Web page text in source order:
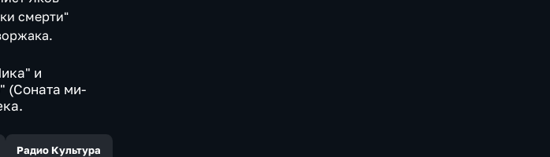
смерти"
и
(Соната ми-
Радио Культура